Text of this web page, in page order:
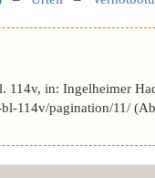
114v, in: Ingelheimer
114v/pagination/11/